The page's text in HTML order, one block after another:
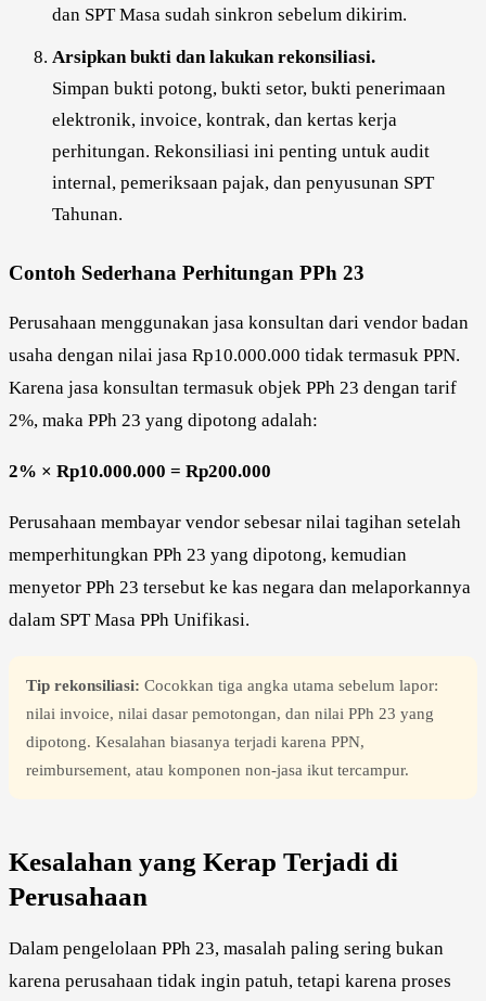
dan SPT Masa sudah sinkron sebelum dikirim.
Arsipkan bukti dan lakukan rekonsiliasi.
Simpan bukti potong, bukti setor, bukti penerimaan
elektronik, invoice, kontrak, dan kertas kerja
perhitungan. Rekonsiliasi ini penting untuk audit
internal, pemeriksaan pajak, dan penyusunan SPT
Tahunan.
Contoh Sederhana Perhitungan PPh 23
Perusahaan menggunakan jasa konsultan dari vendor badan
usaha dengan nilai jasa Rp10.000.000 tidak termasuk PPN.
Karena jasa konsultan termasuk objek PPh 23 dengan tarif
2%, maka PPh 23 yang dipotong adalah:
2% × Rp10.000.000 = Rp200.000
Perusahaan membayar vendor sebesar nilai tagihan setelah
memperhitungkan PPh 23 yang dipotong, kemudian
menyetor PPh 23 tersebut ke kas negara dan melaporkannya
dalam SPT Masa PPh Unifikasi.
Tip rekonsiliasi: Cocokkan tiga angka utama sebelum lapor:
nilai invoice, nilai dasar pemotongan, dan nilai PPh 23 yang
dipotong. Kesalahan biasanya terjadi karena PPN,
reimbursement, atau komponen non-jasa ikut tercampur.
Kesalahan yang Kerap Terjadi di
Perusahaan
Dalam pengelolaan PPh 23, masalah paling sering bukan
karena perusahaan tidak ingin patuh, tetapi karena proses